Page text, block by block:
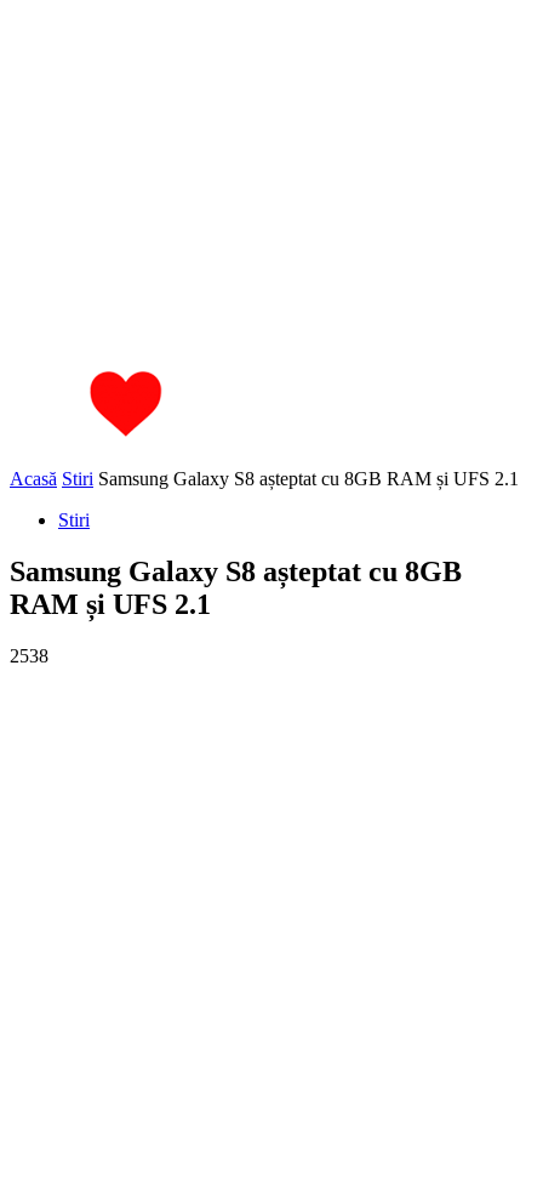
Acasă Stiri Samsung Galaxy S8 așteptat cu 8GB RAM și UFS 2.1
Stiri
Samsung Galaxy S8 așteptat cu 8GB
RAM și UFS 2.1
2538